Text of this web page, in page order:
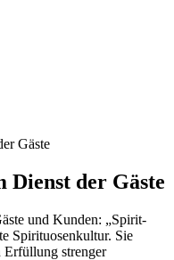
Gäste
der Gäste
und Kunden: „Spirit-
Spirituosenkultur. Sie
Erfüllung strenger